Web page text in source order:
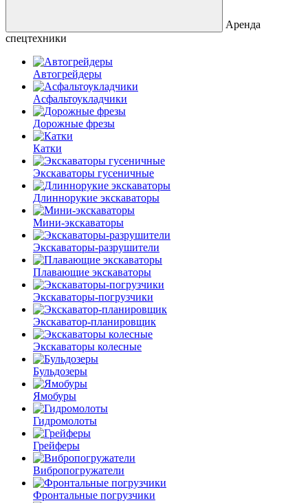
Аренда
спецтехники
Автогрейдеры
Асфальто­укладчики
Дорожные фрезы
Катки
Экскаваторы гусеничные
Длиннорукие экскаваторы
Мини-экскаваторы
Экскаваторы-разрушители
Плавающие экскаваторы
Экскаваторы-погрузчики
Экскаватор-планировщик
Экскаваторы колесные
Бульдозеры
Ямобуры
Гидромолоты
Грейферы
Вибро­погружатели
Фронтальные погрузчики